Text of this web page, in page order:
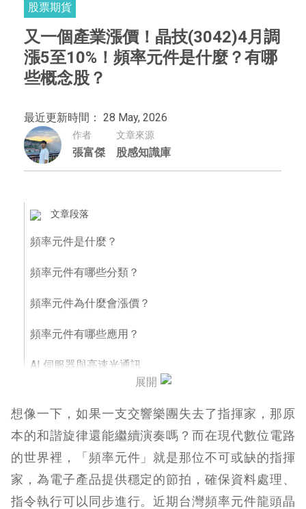
股票期貨
又一個產業漲價！晶技(3042)4月調
漲5至10%！頻率元件是什麼？有哪
些概念股？
最近更新時間： 28 May, 2026
作者
張富傑
文章來源
股感知識庫
文章段落
頻率元件是什麼？
頻率元件有哪些分類？
頻率元件為什麼會漲價？
頻率元件有哪些應用？
AI 伺服器與高速光通訊
低軌衛星與航空航太
車用電子與自動駕駛
台灣頻率元件概念股
展開
想像一下，如果一支交響樂團失去了指揮家，那原
本的和諧旋律還能繼續演奏嗎？而在現代數位電路
的世界裡，「頻率元件」就是那位不可或缺的指揮
家，為電子產品提供穩定的節拍，確保資料處理、
指令執行可以同步進行。近期台灣頻率元件龍頭晶